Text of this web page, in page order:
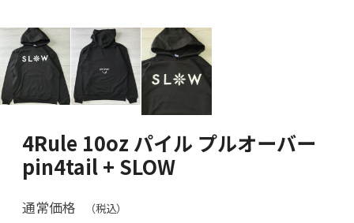
4Rule 10oz パイル プルオーバー
pin4tail + SLOW
通常価格 （税込）